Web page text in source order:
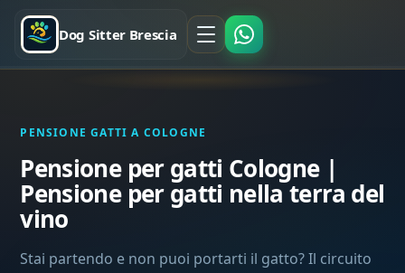
Dog Sitter Brescia
PENSIONE GATTI A COLOGNE
Pensione per gatti Cologne |
Pensione per gatti nella terra del
vino
Stai partendo e non puoi portarti il gatto? Il circuito